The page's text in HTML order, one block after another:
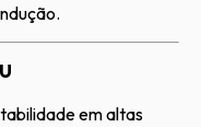
em altas